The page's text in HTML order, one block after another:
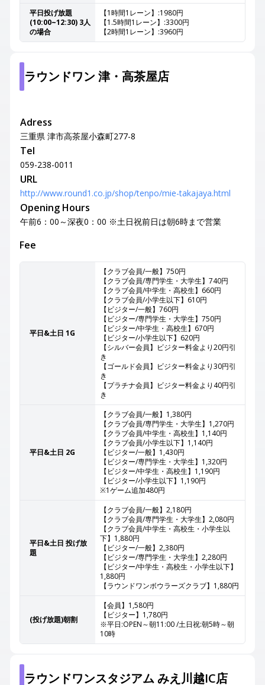
平日投げ放題
(10:00~12:30) 3人
の場合
【1時間1レーン】:1980円
【1.5時間1レーン】:3300円
【2時間1レーン】:3960円
ラウンドワン 津・高茶屋店
Adress
三重県 津市高茶屋小森町277-8
Tel
059-238-0011
URL
http://www.round1.co.jp/shop/tenpo/mie-takajaya.html
Opening Hours
午前6：00～深夜0：00 ※土日祝前日は朝6時まで営業
Fee
平日&土日 1G
【クラブ会員/一般】750円
【クラブ会員/専門学生・大学生】740円
【クラブ会員/中学生・高校生】660円
【クラブ会員/小学生以下】610円
【ビジター/一般】760円
【ビジター/専門学生・大学生】750円
【ビジター/中学生・高校生】670円
【ビジター/小学生以下】620円
【シルバー会員】ビジター料金より20円引
き
【ゴールド会員】ビジター料金より30円引
き
【プラチナ会員】ビジター料金より40円引
き
平日&土日 2G
【クラブ会員/一般】1,380円
【クラブ会員/専門学生・大学生】1,270円
【クラブ会員/中学生・高校生】1,140円
【クラブ会員/小学生以下】1,140円
【ビジター/一般】1,430円
【ビジター/専門学生・大学生】1,320円
【ビジター/中学生・高校生】1,190円
【ビジター/小学生以下】1,190円
※1ゲーム追加480円
平日&土日 投げ放
題
【クラブ会員/一般】2,180円
【クラブ会員/専門学生・大学生】2,080円
【クラブ会員/中学生・高校生・小学生以
下】1,880円
【ビジター/一般】2,380円
【ビジター/専門学生・大学生】2,280円
【ビジター/中学生・高校生・小学生以下】
1,880円
【ラウンドワンボウラーズクラブ】1,880円
(投げ放題)朝割
【会員】1,580円
【ビジター】1,780円
※平日:OPEN～朝11:00 /土日祝:朝5時～朝
10時
ラウンドワンスタジアム みえ川越IC店